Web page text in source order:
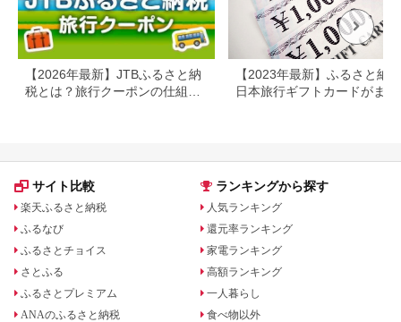
【2026年最新】JTBふるさと納
税とは？旅行クーポンの仕組
【2023年最新】ふるさと納
日本旅行ギフトカードがまだ
サイト比較
楽天ふるさと納税
ふるなび
ふるさとチョイス
さとふる
ふるさとプレミアム
ANAのふるさと納税
ランキングから探す
人気ランキング
還元率ランキング
家電ランキング
高額ランキング
一人暮らし
食べ物以外